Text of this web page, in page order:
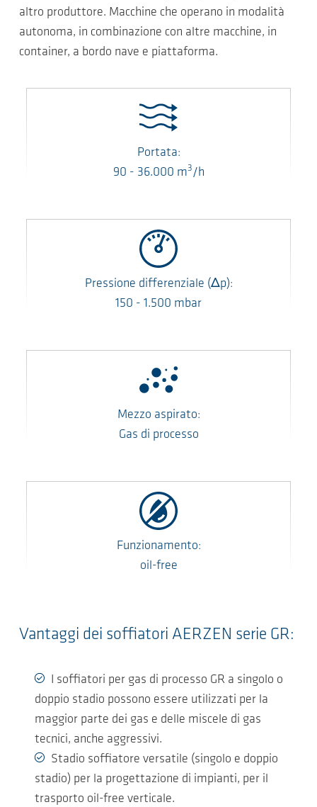
altro produttore. Macchine che operano in modalità
autonoma, in combinazione con altre macchine, in
container, a bordo nave e piattaforma.
Portata:
90 - 36.000 m3/h
Pressione differenziale (Δp):
150 - 1.500 mbar
Mezzo aspirato:
Gas di processo
Funzionamento:
oil-free
Vantaggi dei soffiatori AERZEN serie GR:
I soffiatori per gas di processo GR a singolo o
doppio stadio possono essere utilizzati per la
maggior parte dei gas e delle miscele di gas
tecnici, anche aggressivi.
Stadio soffiatore versatile (singolo e doppio
stadio) per la progettazione di impianti, per il
trasporto oil-free verticale.